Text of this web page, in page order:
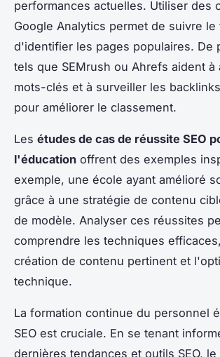
performances actuelles. Utiliser des
Google Analytics permet de suivre le
d'identifier les pages populaires. De
tels que SEMrush ou Ahrefs aident à
mots-clés et à surveiller les
pour améliorer le classement.
Les études de cas de réussite SEO
l'éducation offrent des exemples
exemple, une école ayant amélioré
grâce à une stratégie de contenu
de modèle. Analyser ces réussites
comprendre les techniques
création de contenu pertinent et
technique.
La formation continue du personnel
SEO est cruciale. En se tenant
dernières tendances et outils SEO,